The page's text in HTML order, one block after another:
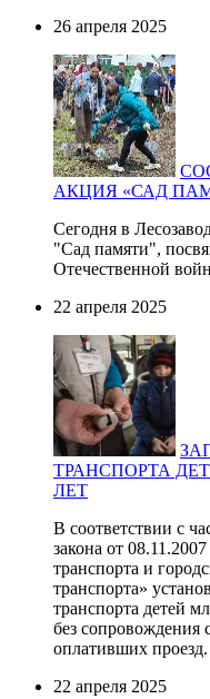
26 апреля 2025
АКЦИЯ «САД
Сегодня в
"Сад памяти",
Отечественной
22 апреля 2025
ТРАНСПОРТА
ЛЕТ
В соответствии с
закона от
транспорта и
транспорта»
транспорта детей
без сопровождения
оплативших проезд.
22 апреля 2025